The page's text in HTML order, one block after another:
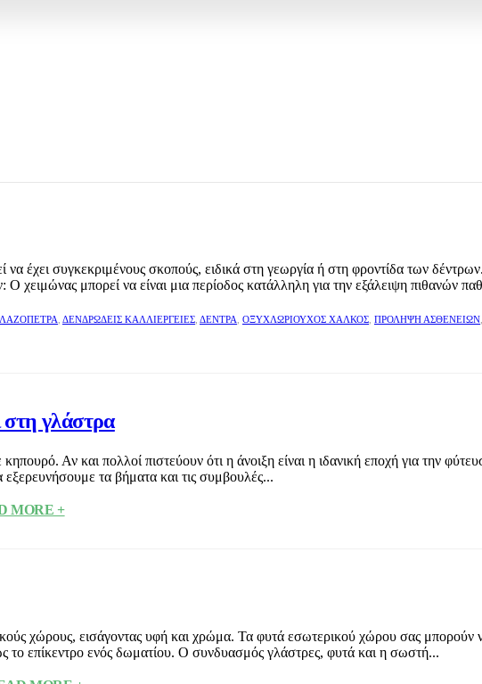
έχει συγκεκριμένους σκοπούς, ειδικά στη γεωργία ή στη φροντίδα των
μπορεί να είναι μια περίοδος κατάλληλη για την εξάλειψη πιθανών
, ΔΕΝΔΡΏΔΕΙΣ ΚΑΛΛΙΈΡΓΕΙΕΣ, ΔΈΝΤΡΑ, ΟΞΥΧΛΩΡΙΟΎΧΟΣ ΧΑΛΚΌΣ, ΠΡΌΛΗΨΗ ΑΣΘΕΝΕΙΏΝ,
γλάστρα
Αν και πολλοί πιστεύουν ότι η άνοιξη είναι η ιδανική εποχή για την
τα βήματα και τις συμβουλές...
MORE +
χώρους, εισάγοντας υφή και χρώμα. Τα φυτά εσωτερικού χώρου σας μπορούν
το επίκεντρο ενός δωματίου. Ο συνδυασμός γλάστρες, φυτά και η σωστή...